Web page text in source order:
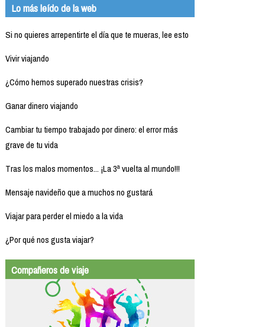
Lo más leído de la web
Si no quieres arrepentirte el día que te mueras, lee esto
Vivir viajando
¿Cómo hemos superado nuestras crisis?
Ganar dinero viajando
Cambiar tu tiempo trabajado por dinero: el error más
grave de tu vida
Tras los malos momentos... ¡La 3ª vuelta al mundo!!!
Mensaje navideño que a muchos no gustará
Viajar para perder el miedo a la vida
¿Por qué nos gusta viajar?
Compañeros de viaje